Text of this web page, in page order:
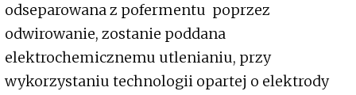
odseparowana z pofermentu poprzez
odwirowanie, zostanie poddana
elektrochemicznemu utlenianiu, przy
wykorzystaniu technologii opartej o elektrody